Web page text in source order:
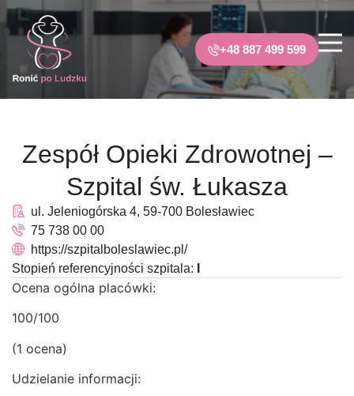
+48 887 499 599
Zespół Opieki Zdrowotnej –
Szpital św. Łukasza
ul. Jeleniogórska 4, 59-700 Bolesławiec
75 738 00 00
https://szpitalboleslawiec.pl/
Stopień referencyjności szpitala:
Ocena ogólna placówki:
100/100
(1 ocena)
Udzielanie informacji: